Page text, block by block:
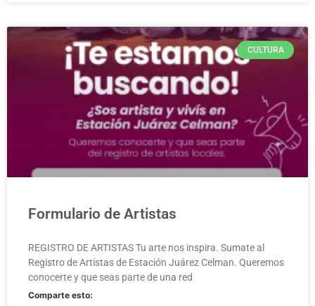
CULTURA
Formulario de Artistas
REGISTRO DE ARTISTAS Tu arte nos inspira. Sumate al
Registro de Artistas de Estación Juárez Celman. Queremos
conocerte y que seas parte de una red
Comparte esto: